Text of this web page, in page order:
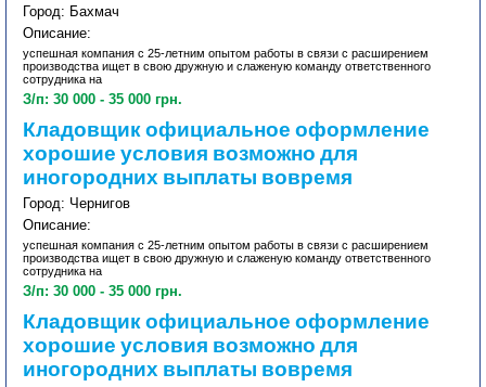
Город: Бахмач
Описание:
успешная компания с 25-летним опытом работы в связи с расширением
производства ищет в свою дружную и слаженую команду ответственного
сотрудника на
З/п: 30 000 - 35 000 грн.
Кладовщик официальное оформление
хорошие условия возможно для
иногородних выплаты вовремя
Город: Чернигов
Описание:
успешная компания с 25-летним опытом работы в связи с расширением
производства ищет в свою дружную и слаженую команду ответственного
сотрудника на
З/п: 30 000 - 35 000 грн.
Кладовщик официальное оформление
хорошие условия возможно для
иногородних выплаты вовремя